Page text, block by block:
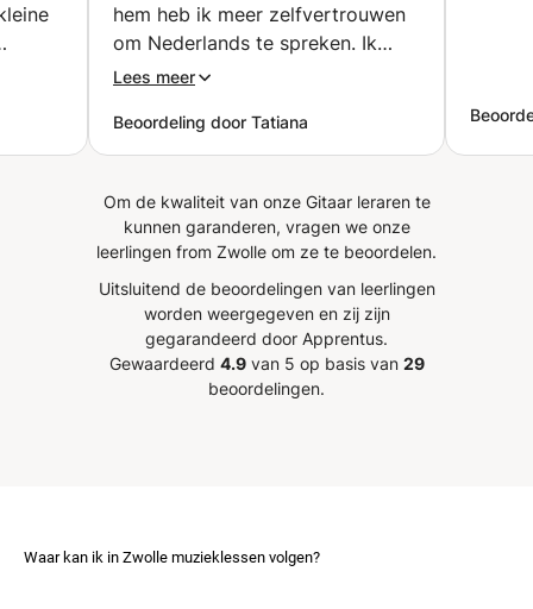
hem heb ik meer zelfvertrouwen
om Nederlands te spreken. Ik
raad zijn lessen zeker aan!
Lees meer
Beoordeling door Tatiana
Om de kwaliteit van onze Gitaar leraren te
kunnen garanderen, vragen we onze
leerlingen from Zwolle om ze te beoordelen.
Uitsluitend de beoordelingen van leerlingen
worden weergegeven en zij zijn
gegarandeerd door Apprentus.
Gewaardeerd 4.9van 5 op basis van 29
beoordelingen.
Waar kan ik in Zwolle muzieklessen volgen?